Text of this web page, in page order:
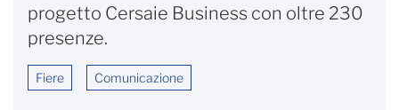
progetto Cersaie Business con oltre 230
presenze.
Fiere Comunicazione